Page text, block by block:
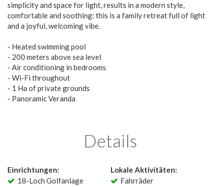
simplicity and space for light, results in a modern style,
comfortable and soothing: this is a family retreat full of light
and a joyful, welcoming vibe.
- Heated swimming pool
- 200 meters above sea level
- Air conditioning in bedrooms
- Wi-Fi throughout
- 1 Ha of private grounds
- Panoramic Veranda
Details
Einrichtungen:
18-Loch Golfanlage
Lokale Aktivitäten:
Fahrräder